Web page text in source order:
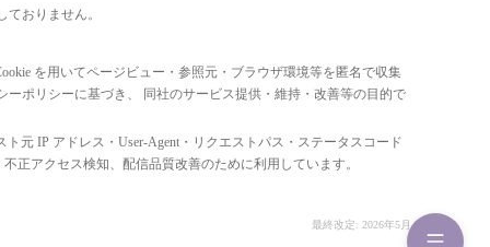
おりません。
を用いてページビュー・参照元・ブラウザ環境等を匿名で収集
ーポリシーに基づき、 同社のサービス提供・維持・改善等の目的で
元 IP アドレス・User-Agent・リクエストパス・ステータスコード
正アクセス検知、配信品質改善のために利用しています。
最終改定: 2026年5月